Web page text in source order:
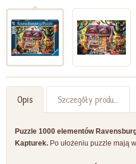
Opis Szczegóły produktu
Puzzle 1000 elementów
Kapturek. Po ułożeniu puzzle mają